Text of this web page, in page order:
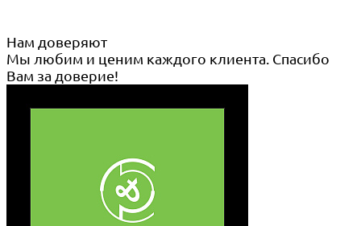
Нам доверяют
Мы любим и ценим каждого клиента. Спасибо
Вам за доверие!